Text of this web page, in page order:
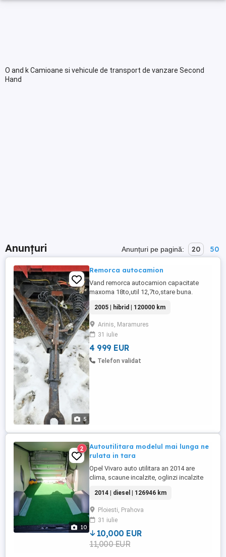
O and k Camioane si vehicule de transport de vanzare Second
Hand
Anunțuri Anunțuri pe pagină: 20 50
5
Remorca autocamion
Vand remorca autocamion capacitate
maxoma 18to,util 12,7to,stare buna.
2005 | hibrid | 120000 km
Arinis, Maramures
31 iulie
4 999 EUR
Telefon validat
10
2
Autoutilitara modelul mai lunga ne
rulata in tara
Opel Vivaro auto utilitara an 2014 are
clima, scaune incalzite, oglinzi incalzite
2.0 km.126946 reali este aproape noua
.PROPRIETAR PERSOANA FIZICA.Si bonus
4 cauciucuri cu genti de aluminiu .
2014 | diesel | 126946 km
Ploiesti, Prahova
31 iulie
10,000 EUR
11,000 EUR